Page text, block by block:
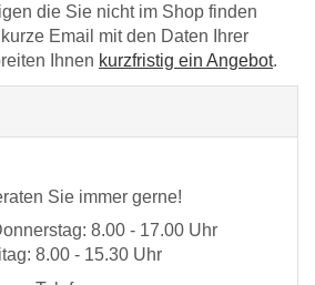
die Sie nicht im Shop finden
Email mit den Daten Ihrer
Ihnen kurzfristig ein Angebot.
Sie immer gerne!
8.00 - 17.00 Uhr
8.00 - 15.30 Uhr